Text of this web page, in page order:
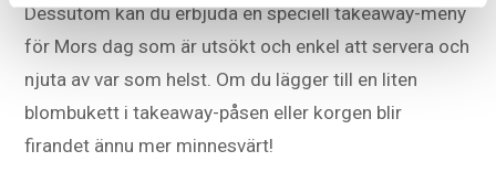
Dessutom kan du erbjuda en speciell takeaway-meny
för Mors dag som är utsökt och enkel att servera och
njuta av var som helst. Om du lägger till en liten
blombukett i takeaway-påsen eller korgen blir
firandet ännu mer minnesvärt!